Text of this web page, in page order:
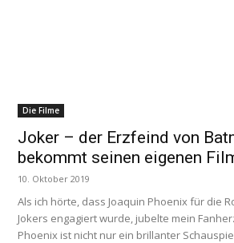
Die Filme
Joker – der Erzfeind von
bekommt seinen eigenen
10. Oktober 2019
Als ich hörte, dass Joaquin Phoenix für die
Jokers engagiert wurde, jubelte mein
Phoenix ist nicht nur ein brillanter